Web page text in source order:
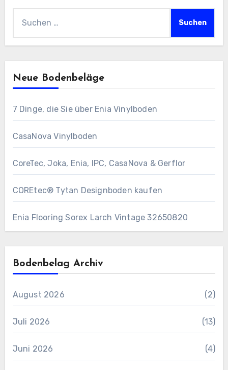
nach:
Neue Bodenbeläge
7 Dinge, die Sie über Enia Vinylboden
CasaNova Vinylboden
CoreTec, Joka, Enia, IPC, CasaNova & Gerflor
COREtec® Tytan Designboden kaufen
Enia Flooring Sorex ​Larch Vintage 32650820
Bodenbelag Archiv
August 2026 (2)
Juli 2026 (13)
Juni 2026 (4)